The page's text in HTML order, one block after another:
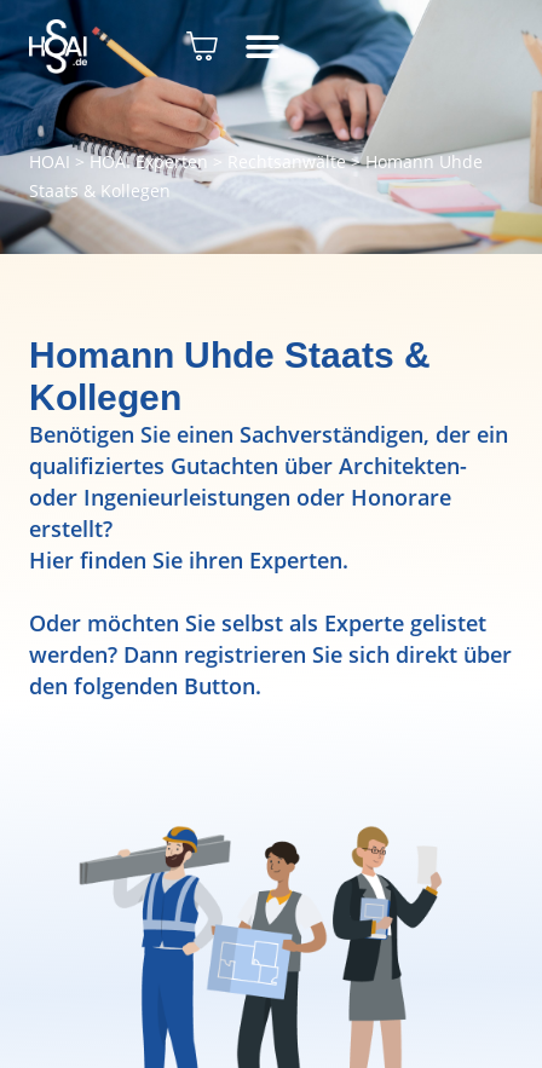
HOAI > HOAI Experten> Rechtsanwälte>Homann Uhde
Staats & Kollegen
Homann Uhde Staats &
Kollegen
Benötigen Sie einen Sachverständigen, der ein
qualifiziertes Gutachten über Architekten-
oder Ingenieurleistungen oder Honorare
erstellt?
Hier finden Sie ihren Experten.
Oder möchten Sie selbst als Experte gelistet
werden? Dann registrieren Sie sich direkt über
den folgenden Button.